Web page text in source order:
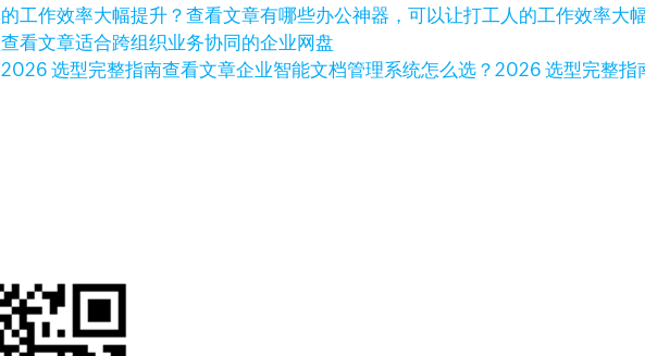
查看文章有哪些办公神器，可以让打工人的工作效率大
查看文章适合跨组织业务协同的企业网盘
查看文章企业智能文档管理系统怎么选？2026 选型完整指